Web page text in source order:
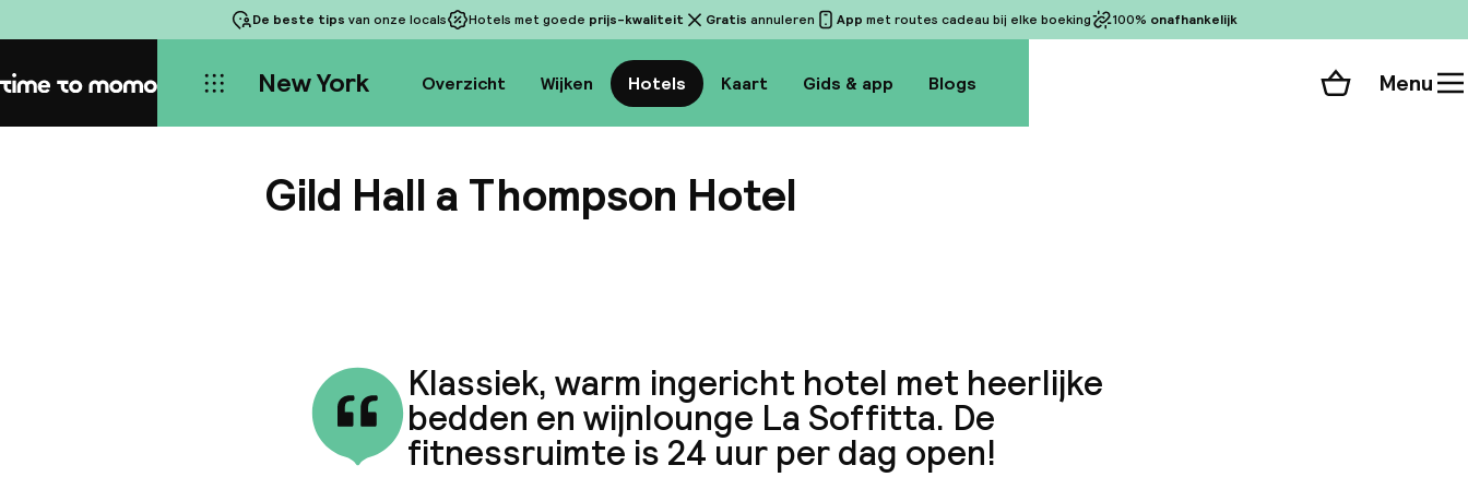
De beste tips van onze locals Hotels met goede prijs-kwaliteit Gratis annuleren App met routes cadeau bij elke boeking 100% onafhankelijk
Home New York Overzicht Wijken Hotels Kaart Gids & app Blogs Winkelmand
Menu
Gild Hall a Thompson Hotel
Klassiek, warm ingericht hotel met heerlijke
bedden en wijnlounge La Soffitta. De
fitnessruimte is 24 uur per dag open!